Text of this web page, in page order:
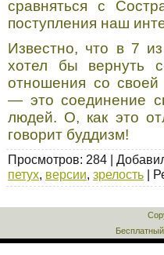
сравняться с
поступления наш
Известно, что в 7
хотел бы вернуть
отношения со своей
— это соединение
людей. О, как это
говорит буддизм!
Просмотров: 284 |
петух, версии, зрелость |